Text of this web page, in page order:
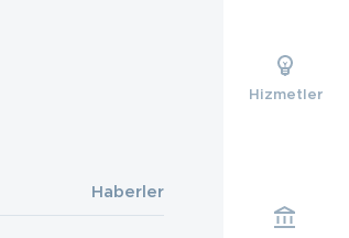
Haberler
Hizmetler